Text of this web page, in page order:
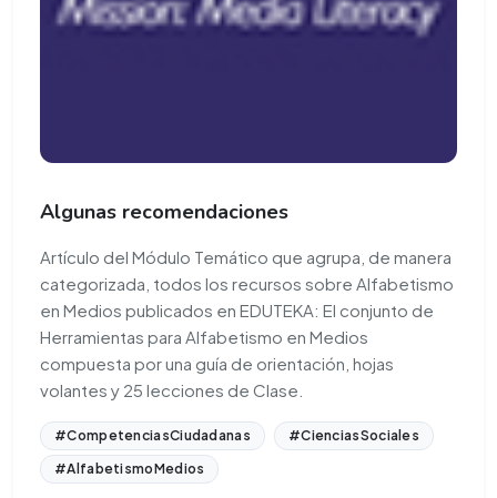
Algunas recomendaciones
Artículo del Módulo Temático que agrupa, de manera
categorizada, todos los recursos sobre Alfabetismo
en Medios publicados en EDUTEKA: El conjunto de
Herramientas para Alfabetismo en Medios
compuesta por una guía de orientación, hojas
volantes y 25 lecciones de Clase.
#CompetenciasCiudadanas
#CienciasSociales
#AlfabetismoMedios